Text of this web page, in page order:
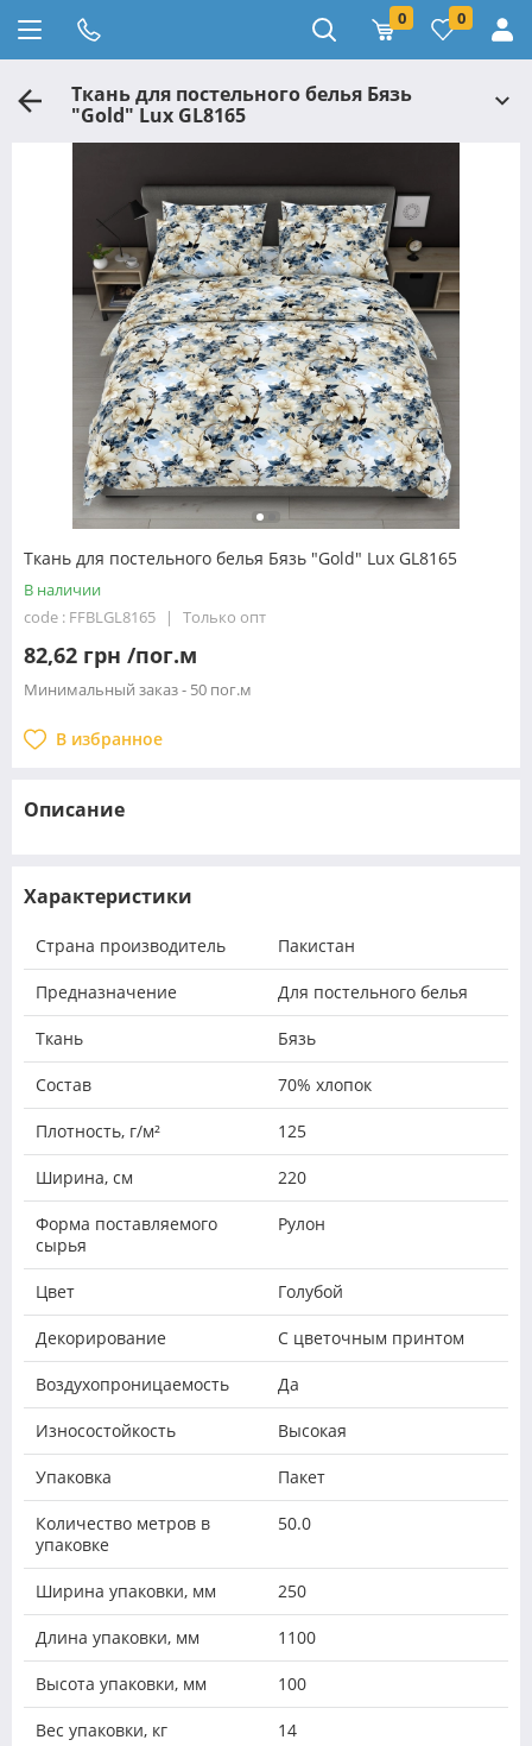
0 0
Ткань для постельного белья Бязь
"Gold" Lux GL8165
Ткань для постельного белья Бязь "Gold" Lux GL8165
В наличии
code : FFBLGL8165
Только опт
82,62 грн /пог.м
Минимальный заказ - 50 пог.м
В избранное
Описание
Характеристики
Страна производитель Пакистан
Предназначение Для постельного белья
Ткань Бязь
Состав 70% хлопок
Плотность, г/м² 125
Ширина, см 220
Форма поставляемого
сырья
Рулон
Цвет Голубой
Декорирование С цветочным принтом
Воздухопроницаемость Да
Износостойкость Высокая
Упаковка Пакет
Количество метров в
упаковке
50.0
Ширина упаковки, мм 250
Длина упаковки, мм 1100
Высота упаковки, мм 100
Вес упаковки, кг 14